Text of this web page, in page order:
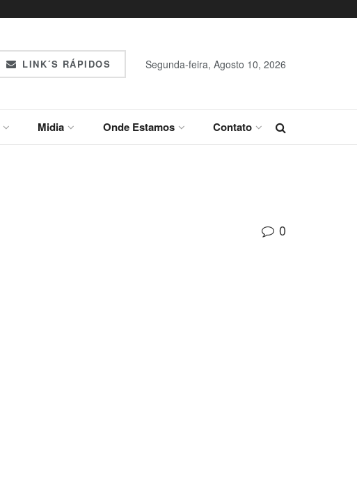
LINK´S RÁPIDOS Segunda-feira, Agosto 10, 2026
Midia Onde Estamos Contato
0